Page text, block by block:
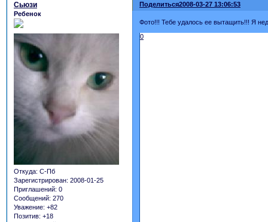
Поделиться2008-03-27 13:06:53
Сьюзи
Ребенок
Откуда: С-Пб
Зарегистрирован: 2008-01-25
Приглашений: 0
Сообщений: 270
Уважение: +82
Позитив: +18
Фото!!! Тебе удалось ее вытащить!!! Я
0